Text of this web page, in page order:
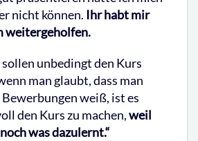
nicht können. Ihr habt mir
weitergeholfen.
unbedingt den Kurs
man glaubt, dass man
weiß, ist es
den Kurs zu machen,weil
was dazulernt.“